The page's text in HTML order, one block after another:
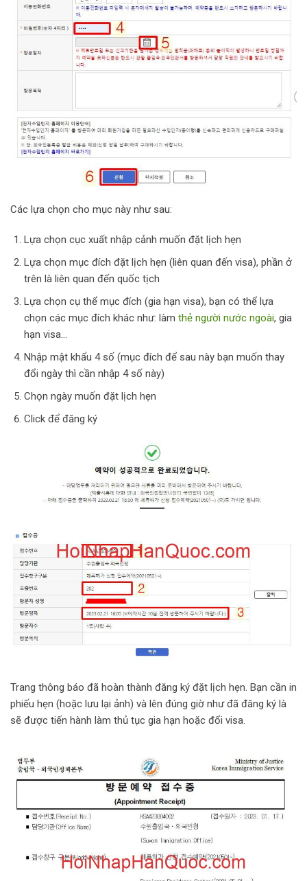
Các lựa chọn cho mục này như sau:
Lựa chọn cục xuất nhập cảnh muốn đặt lịch hẹn
Lựa chọn mục đích đặt lịch hẹn (liên quan đến visa), phần ở
trên là liên quan đến quốc tịch
Lựa chọn cụ thể mục đích (gia hạn visa), bạn có thể lựa
chọn các mục đích khác như: làm thẻ người nước ngoài, gia
hạn visa…
Nhập mật khẩu 4 số (mục đích để sau này bạn muốn thay
đổi ngày thì cần nhập 4 số này)
Chọn ngày muốn đặt lịch hẹn
Click để đăng ký
Trang thông báo đã hoàn thành đăng ký đặt lịch hẹn. Bạn cần in
phiếu hẹn (hoặc lưu lại ảnh) và lên đúng giờ như đã đăng ký là
sẽ được tiến hành làm thủ tục gia hạn hoặc đổi visa.